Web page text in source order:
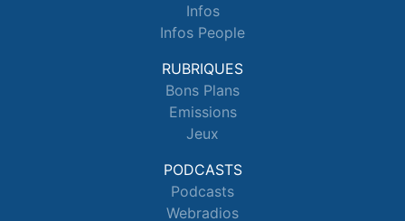
Infos
Infos People
RUBRIQUES
Bons Plans
Emissions
Jeux
PODCASTS
Podcasts
Webradios